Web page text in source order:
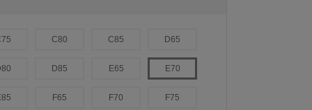
C80 C85 D65
D85 E65 E70
F65 F70 F75